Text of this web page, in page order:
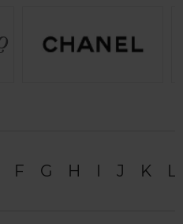
F G H I J K L